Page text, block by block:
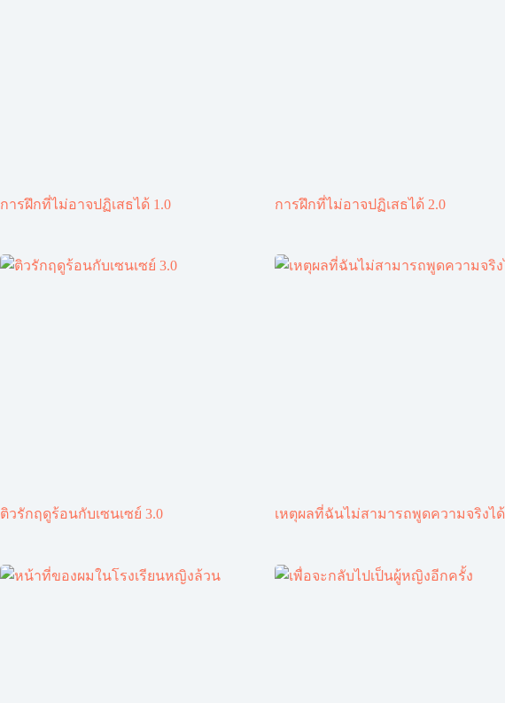
การฝึกที่ไม่อาจปฏิเสธได้ 1.0 การฝึกที่ไม่อาจปฏิเสธได้ 2.0
ติวรักฤดูร้อนกับเซนเซย์ 3.0 เหตุผลที่ฉันไม่สามารถพูดความจริงได้